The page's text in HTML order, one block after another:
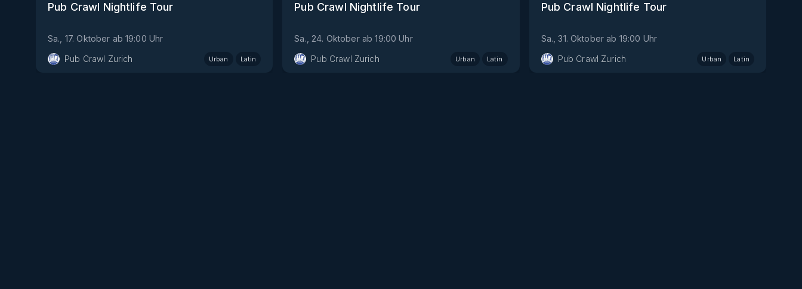
Pub Crawl Nightlife Tour
Sa., 17. Oktober ab 19:00 Uhr
Pub Crawl Zurich
Urban Latin
Pub Crawl Nightlife Tour
Sa., 24. Oktober ab 19:00 Uhr
Pub Crawl Zurich
Urban Latin
Pub Crawl Nightlife Tour
Sa., 31. Oktober ab 19:00 Uhr
Pub Crawl Zurich
Urban Latin